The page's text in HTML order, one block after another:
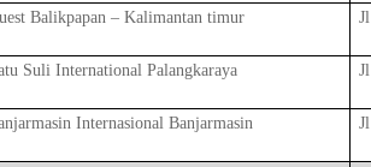
Balikpapan – Kalimantan timur
Suli International Palangkaraya
Internasional Banjarmasin